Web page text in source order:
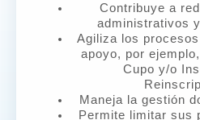
Contribuye a
administrativos
Agiliza los
apoyo, por
Cupo y/o
Maneja la gestión
Permite limitar sus